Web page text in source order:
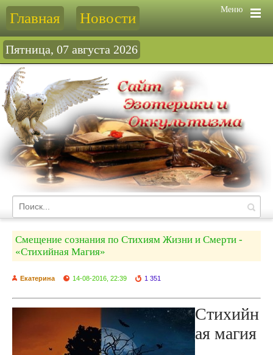
Меню
Главная Новости
Пятница, 07 августа 2026
Смещение сознания по Стихиям Жизни и Смерти -
«Стихийная Магия»
Екатерина 14-08-2016, 22:39 1 351
Стихийн
ая магия